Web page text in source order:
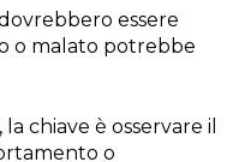
essere
o malato potrebbe
la chiave è osservare il
o